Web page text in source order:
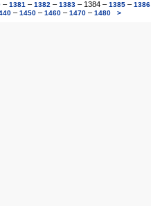
– 1381 – 1382 – 1383 – 1384 – 1385 – 1386
– 1450 – 1460 – 1470 – 1480 >